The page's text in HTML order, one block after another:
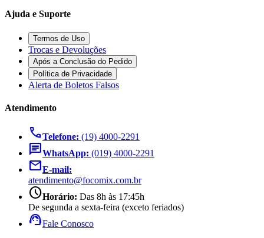
Ajuda e Suporte
Termos de Uso
Trocas e Devoluções
Após a Conclusão do Pedido
Política de Privacidade
Alerta de Boletos Falsos
Atendimento
callTelefone: (19) 4000-2291
chatWhatsApp: (019) 4000-2291
mailE-mail:
atendimento@focomix.com.br
scheduleHorário: Das 8h às 17:45h
De segunda a sexta-feira (exceto feriados)
support_agentFale Conosco